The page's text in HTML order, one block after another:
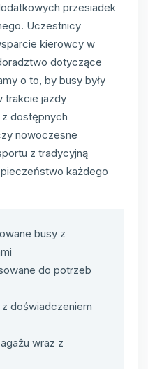
przesiadek
Uczestnicy
kierowcy w
dotyczące
o to, by busy były
trakcie jazdy
dostępnych
nowoczesne
z tradycyjną
każdego
busy z
do potrzeb
doświadczeniem
wraz z